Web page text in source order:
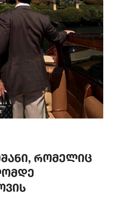
რომელიც